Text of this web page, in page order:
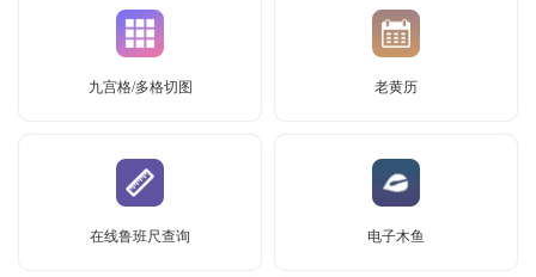
九宫格/多格切图 老黄历
在线鲁班尺查询 电子木鱼